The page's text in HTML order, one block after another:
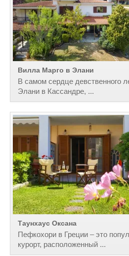
Вилла Марго в Элани
В самом сердце девственного
Элани в Кассандре, ...
Таунхаус Оксана
Пефкохори в Греции – это
курорт, расположенный ...